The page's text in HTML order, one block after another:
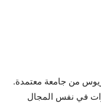
من جامعة معتمدة.
الخبرة من سنة إلى 3 سنوات في نفس المجال